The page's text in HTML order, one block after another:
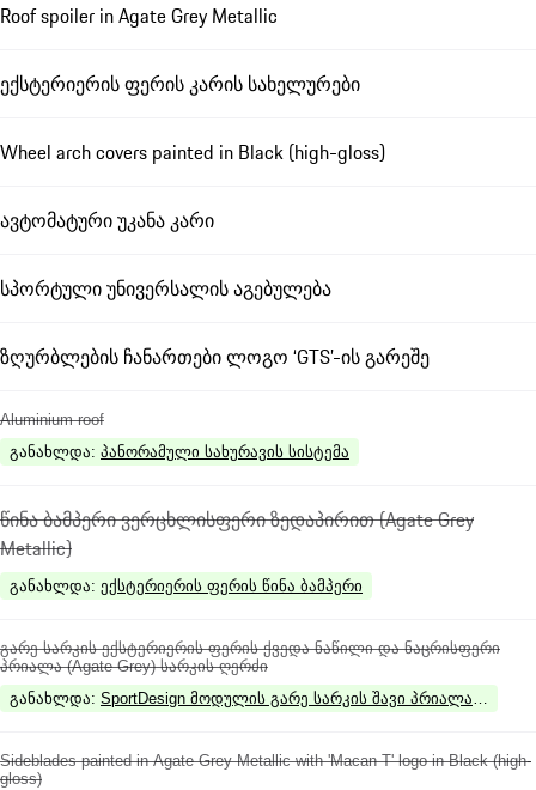
Roof spoiler in Agate Grey Metallic
ექსტერიერის ფერის კარის სახელურები
Wheel arch covers painted in Black (high-gloss)
ავტომატური უკანა კარი
სპორტული უნივერსალის აგებულება
ზღურბლების ჩანართები ლოგო ‘GTS’-ის გარეშე
Aluminium roof
განახლდა: პანორამული სახურავის სისტემა
წინა ბამპერი ვერცხლისფერი ზედაპირით (Agate Grey
Metallic)
განახლდა: ექსტერიერის ფერის წინა ბამპერი
გარე სარკის ექსტერიერის ფერის ქვედა ნაწილი და ნაცრისფერი
პრიალა (Agate Grey) სარკის ღერძი
განახლდა: SportDesign მოდულის გარე სარკის შავი პრიალა ქვედა
Sideblades painted in Agate Grey Metallic with 'Macan T' logo in Black (high-
gloss)